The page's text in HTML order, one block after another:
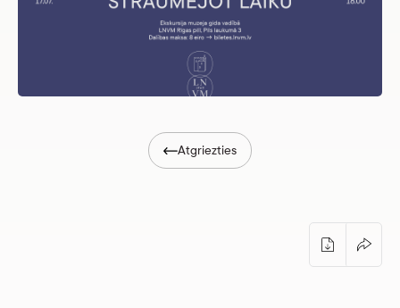
Atgriezties